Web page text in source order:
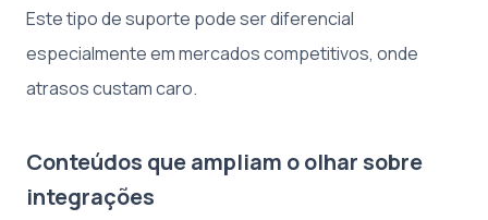
Este tipo de suporte pode ser diferencial
especialmente em mercados competitivos, onde
atrasos custam caro.
Conteúdos que ampliam o olhar sobre
integrações